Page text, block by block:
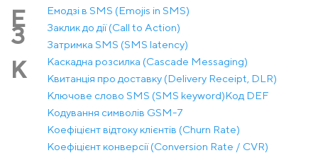
Е Емодзі в SMS (Emojis in SMS)
З
Заклик до дії (Call to Action)
Затримка SMS (SMS latency)
К
Каскадна розсилка (Cascade Messaging)
Квитанція про доставку (Delivery Receipt, DLR)
Ключове слово SMS (SMS keyword)Код DEF
Кодування символів GSM-7
Коефіцієнт відтоку клієнтів (Churn Rate)
Коефіцієнт конверсії (Conversion Rate / CVR)